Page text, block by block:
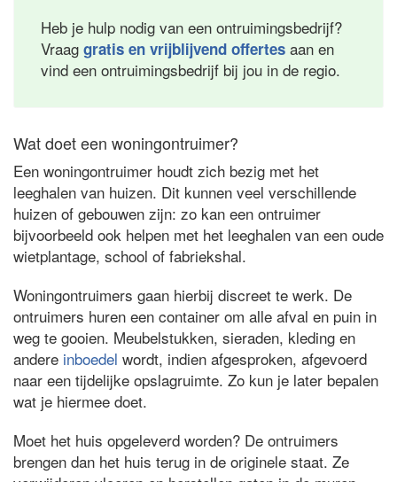
Heb je hulp nodig van een ontruimingsbedrijf?
Vraag gratis en vrijblijvend offertes aan en
vind een ontruimingsbedrijf bij jou in de regio.
Wat doet een woningontruimer?
Een woningontruimer houdt zich bezig met het
leeghalen van huizen. Dit kunnen veel verschillende
huizen of gebouwen zijn: zo kan een ontruimer
bijvoorbeeld ook helpen met het leeghalen van een oude
wietplantage, school of fabriekshal.
Woningontruimers gaan hierbij discreet te werk. De
ontruimers huren een container om alle afval en puin in
weg te gooien. Meubelstukken, sieraden, kleding en
andere inboedel wordt, indien afgesproken, afgevoerd
naar een tijdelijke opslagruimte. Zo kun je later bepalen
wat je hiermee doet.
Moet het huis opgeleverd worden? De ontruimers
brengen dan het huis terug in de originele staat. Ze